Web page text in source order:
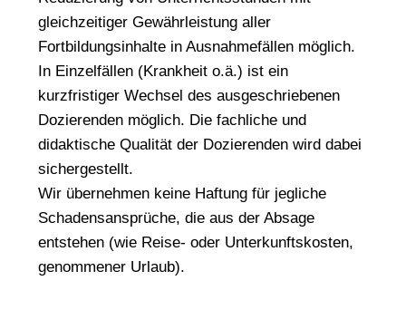
gleichzeitiger Gewährleistung aller
Fortbildungsinhalte in Ausnahmefällen möglich.
In Einzelfällen (Krankheit o.ä.) ist ein
kurzfristiger Wechsel des ausgeschriebenen
Dozierenden möglich. Die fachliche und
didaktische Qualität der Dozierenden wird dabei
sichergestellt.
Wir übernehmen keine Haftung für jegliche
Schadensansprüche, die aus der Absage
entstehen (wie Reise- oder Unterkunftskosten,
genommener Urlaub).